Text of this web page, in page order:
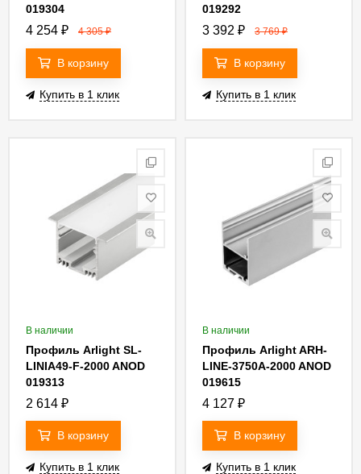
019304
4 254 ₽ 4 305₽
В корзину
Купить в 1 клик
019292
3 392 ₽ 3 769₽
В корзину
Купить в 1 клик
В наличии
Профиль Arlight SL-
LINIA49-F-2000 ANOD
019313
2 614 ₽
В корзину
Купить в 1 клик
В наличии
Профиль Arlight ARH-
LINE-3750A-2000 ANOD
019615
4 127 ₽
В корзину
Купить в 1 клик